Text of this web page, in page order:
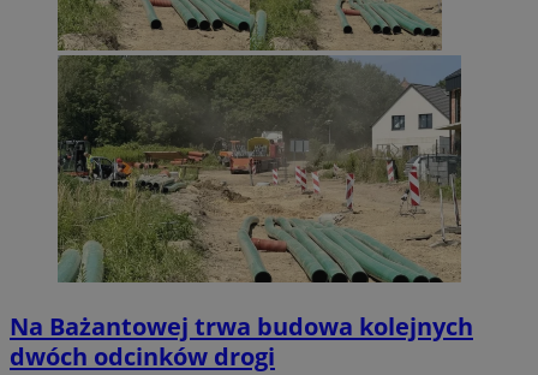
Na Bażantowej trwa budowa kolejnych
dwóch odcinków drogi